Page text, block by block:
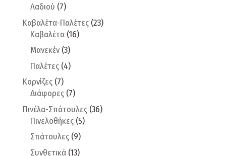
Λαδιού (7)
Καβαλέτα-Παλέτες (23)
Καβαλέτα (16)
Μανεκέν (3)
Παλέτες (4)
Κορνίζες (7)
Διάφορες (7)
Πινέλα-Σπάτουλες (36)
Πινελοθήκες (5)
Σπάτουλες (9)
Συνθετικά (13)